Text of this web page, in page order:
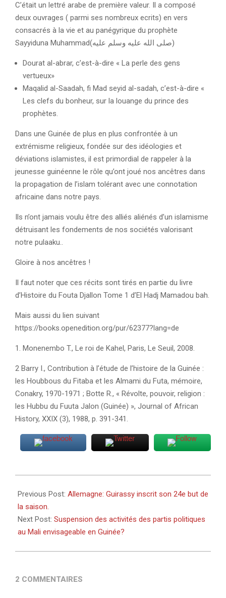
C’était un lettré arabe de première valeur. Il a composé
deux ouvrages ( parmi ses nombreux ecrits) en vers
consacrés à la vie et au panégyrique du prophète
Sayyiduna Muhammad(صلى الله عليه وسلم عليه)
Dourat al-abrar, c’est-à-dire « La perle des gens
vertueux»
Maqalid al-Saadah, fi Mad seyid al-sadah, c’est-à-dire «
Les clefs du bonheur, sur la louange du prince des
prophètes.
Dans une Guinée de plus en plus confrontée à un
extrémisme religieux, fondée sur des idéologies et
déviations islamistes, il est primordial de rappeler à la
jeunesse guinéenne le rôle qu’ont joué nos ancêtres dans
la propagation de l’islam tolérant avec une connotation
africaine dans notre pays.
Ils n’ont jamais voulu être des alliés aliénés d’un islamisme
détruisant les fondements de nos sociétés valorisant
notre pulaaku..
Gloire à nos ancêtres !
Il faut noter que ces récits sont tirés en partie du livre
d’Histoire du Fouta Djallon Tome 1 d’El Hadj Mamadou bah.
Mais aussi du lien suivant
https://books.openedition.org/pur/62377?lang=de
1. Monenembo T., Le roi de Kahel, Paris, Le Seuil, 2008.
2 Barry I., Contribution à l’étude de l’histoire de la Guinée :
les Houbbous du Fitaba et les Almami du Futa, mémoire,
Conakry, 1970-1971 ; Botte R., « Révolte, pouvoir, religion :
les Hubbu du Fuuta Jalon (Guinée) », Journal of African
History, XXIX (3), 1988, p. 391-341.
04-
09
Previous Post: Allemagne: Guirassy inscrit son 24e but de
la saison.
Next Post: Suspension des activités des partis politiques
au Mali envisageable en Guinée?
2 COMMENTAIRES